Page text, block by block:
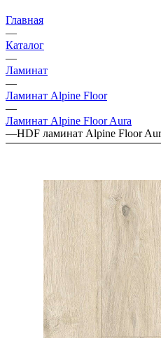
Главная
—
Каталог
—
Ламинат
—
Ламинат Alpine Floor
—
Ламинат Alpine Floor Aura
—HDF ламинат Alpine Floor